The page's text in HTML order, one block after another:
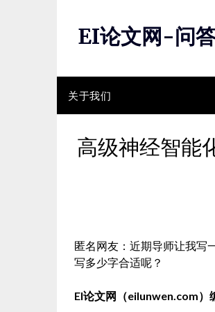
EI论文网-问
关于我们
高级神经智能
匿名网友：近期导师让我写
写多少字合适呢？
EI论文网（eilunwen.com）